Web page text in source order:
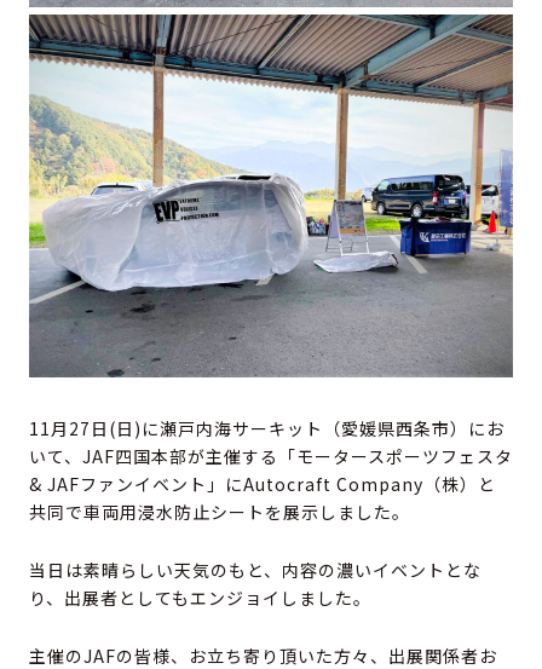
11月27日(日)に瀬戸内海サーキット（愛媛県西条市）にお
いて、JAF四国本部が主催する「モータースポーツフェスタ
& JAFファンイベント」にAutocraft Company（株）と
共同で車両用浸水防止シートを展示しました。
当日は素晴らしい天気のもと、内容の濃いイベントとな
り、出展者としてもエンジョイしました。
主催のJAFの皆様、お立ち寄り頂いた方々、出展関係者お